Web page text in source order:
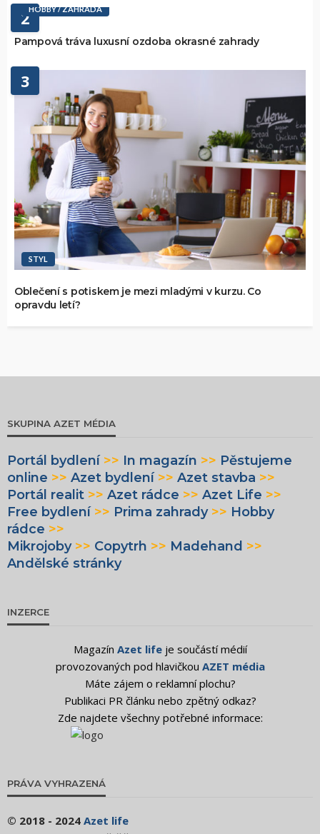
2HOBBY / ZAHRADA
Pampová tráva luxusní ozdoba okrasné zahrady
3
STYL
Oblečení s potiskem je mezi mladými v kurzu. Co
opravdu letí?
SKUPINA AZET MÉDIA
Portál bydlení >> In magazín >> Pěstujeme
online >> Azet bydlení >> Azet stavba >>
Portál realit >> Azet rádce >> Azet Life >>
Free bydlení >> Prima zahrady >> Hobby
rádce >>
Mikrojoby >> Copytrh >> Madehand >>
Andělské stránky
INZERCE
Magazín Azet lifeje součástí médií
provozovaných pod hlavičkou AZET média
Máte zájem o reklamní plochu?
Publikaci PR článku nebo zpětný odkaz?
Zde najdete všechny potřebné informace:
PRÁVA VYHRAZENÁ
© 2018 - 2024 Azet life